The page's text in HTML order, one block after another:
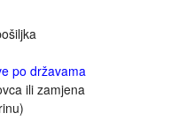
po državama
ili zamjena